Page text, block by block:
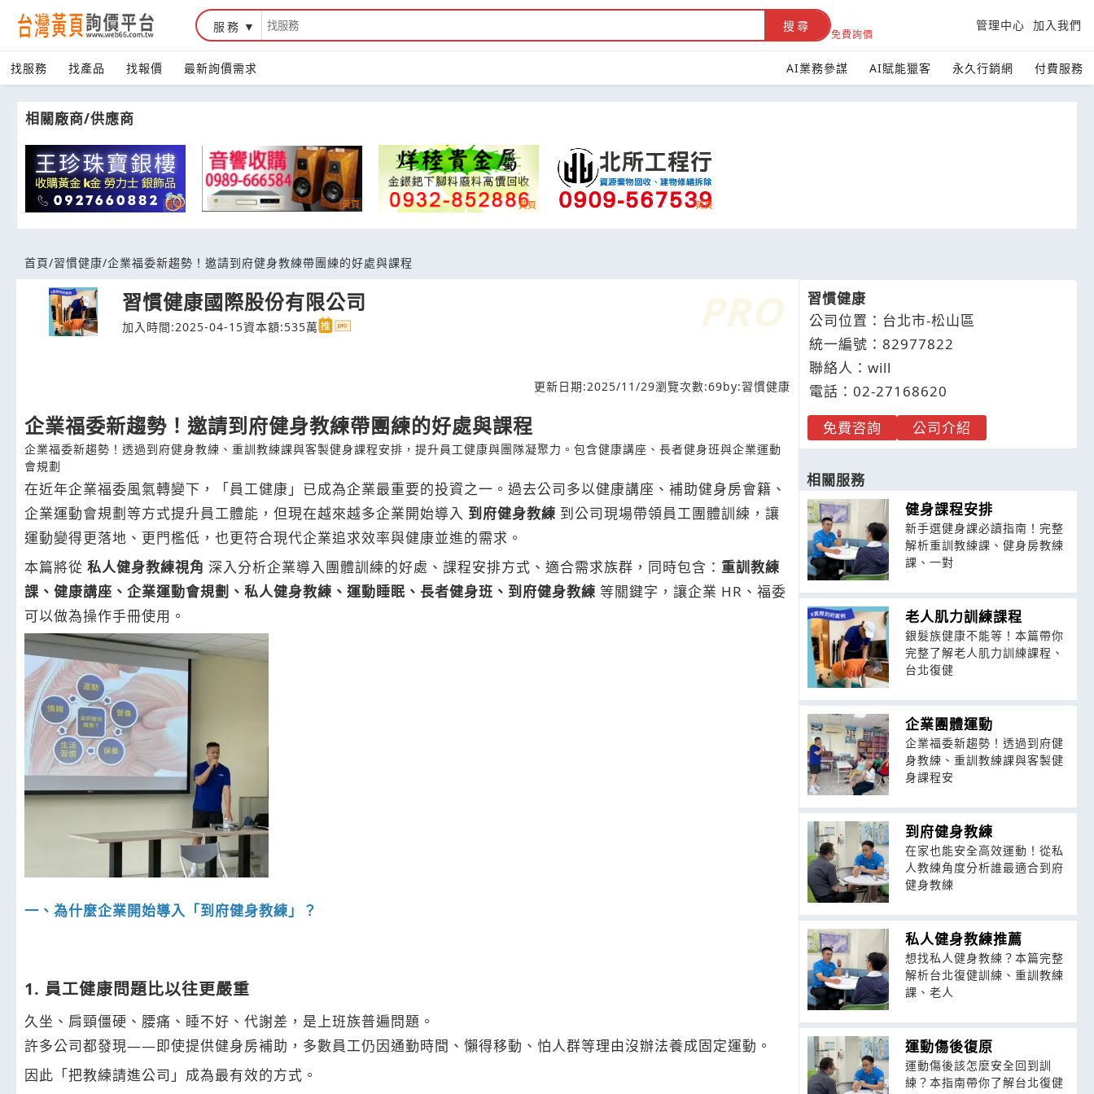
台灣黃頁詢價平台
服務 搜尋
免費詢價
管理中心 加入我們
找服務 找產品 找報價 最新詢價需求 AI業務參謀 AI賦能獵客 永久行銷網 付費服務
相關廠商/供應商
首頁/習慣健康/企業福委新趨勢！邀請到府健身教練帶團練的好處與課程
習慣健康國際股份有限公司
加入時間:2025-04-15資本額:535萬
更新日期:2025/11/29瀏覽次數:69by:習慣健康
企業福委新趨勢！邀請到府健身教練帶團練的好處與課程
企業福委新趨勢！透過到府健身教練、重訓教練課與客製健身課程安排，提升員工健康與團隊凝聚力。包含健康講座、長者健身班與企業運動
會規劃
在近年企業福委風氣轉變下，「員工健康」已成為企業最重要的投資之一。過去公司多以健康講座、補助健身房會籍、
企業運動會規劃等方式提升員工體能，但現在越來越多企業開始導入 到府健身教練 到公司現場帶領員工團體訓練，讓
運動變得更落地、更門檻低，也更符合現代企業追求效率與健康並進的需求。
本篇將從 私人健身教練視角 深入分析企業導入團體訓練的好處、課程安排方式、適合需求族群，同時包含： 重訓教練
課、健康講座、企業運動會規劃、私人健身教練、運動睡眠、長者健身班、到府健身教練 等關鍵字，讓企業 HR、福委
可以做為操作手冊使用。
一、為什麼企業開始導入「到府健身教練」？
1. 員工健康問題比以往更嚴重
久坐、肩頸僵硬、腰痛、睡不好、代謝差，是上班族普遍問題。
許多公司都發現——即使提供健身房補助，多數員工仍因通勤時間、懶得移動、怕人群等理由沒辦法養成固定運動。
因此「把教練請進公司」成為最有效的方式。
習慣健康
公司位置：台北市-松山區
統一編號：82977822
聯絡人：will
電話： 02-271 68620
免費咨詢
公司介紹
相關服務
健身課程安排
新手選健身課必讀指南！完整
解析重訓教練課、健身房教練
課、一對
老人肌力訓練課程
銀髮族健康不能等！本篇帶你
完整了解老人肌力訓練課程、
台北復健
企業團體運動
企業福委新趨勢！透過到府健
身教練、重訓教練課與客製健
身課程安
到府健身教練
在家也能安全高效運動！從私
人教練角度分析誰最適合到府
健身教練
私人健身教練推薦
想找私人健身教練？本篇完整
解析台北復健訓練、重訓教練
課、老人
運動傷後復原
運動傷後該怎麼安全回到訓
練？本指南帶你了解台北復健